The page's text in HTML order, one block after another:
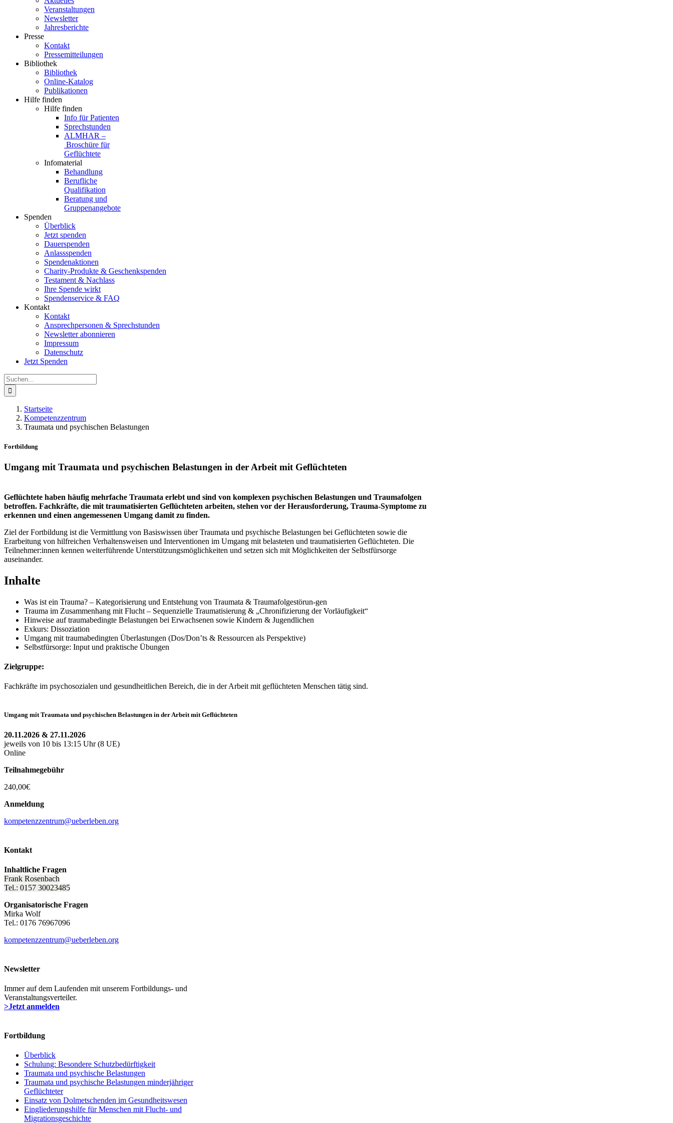
Veranstaltungen
Newsletter
Jahresberichte
Presse
Kontakt
Pressemitteilungen
Bibliothek
Bibliothek
Online-Katalog
Publikationen
Hilfe finden
Hilfe finden
Info für Patienten
Sprechstunden
ALMHAR –
Broschüre für
Geflüchtete
Infomaterial
Behandlung
Berufliche
Qualifikation
Beratung und
Gruppenangebote
Spenden
Überblick
Jetzt spenden
Dauerspenden
Anlassspenden
Spendenaktionen
Charity-Produkte & Geschenkspenden
Testament & Nachlass
Ihre Spende wirkt
Spendenservice & FAQ
Kontakt
Kontakt
Ansprechpersonen & Sprechstunden
Newsletter abonnieren
Impressum
Datenschutz
Jetzt Spenden
Suche
nach:
Startseite
Kompetenzzentrum
Traumata und psychischen Belastungen
Fortbildung
Umgang mit Traumata und psychischen Belastungen in der Arbeit mit Geflüchteten
Geflüchtete haben häufig mehrfache Traumata erlebt und sind von komplexen psychischen Belastungen und Traumafolgen
betroffen. Fachkräfte, die mit traumatisierten Geflüchteten arbeiten, stehen vor der Herausforderung, Trauma-Symptome zu
erkennen und einen angemessenen Umgang damit zu finden.
Ziel der Fortbildung ist die Vermittlung von Basiswissen über Traumata und psychische Belastungen bei Geflüchteten sowie die
Erarbeitung von hilfreichen Verhaltensweisen und Interventionen im Umgang mit belasteten und traumatisierten Geflüchteten. Die
Teilnehmer:innen kennen weiterführende Unterstützungsmöglichkeiten und setzen sich mit Möglichkeiten der Selbstfürsorge
auseinander.
Inhalte
Was ist ein Trauma? – Kategorisierung und Entstehung von Traumata & Traumafolgestörun-gen
Trauma im Zusammenhang mit Flucht – Sequenzielle Traumatisierung & „Chronifizierung der Vorläufigkeit“
Hinweise auf traumabedingte Belastungen bei Erwachsenen sowie Kindern & Jugendlichen
Exkurs: Dissoziation
Umgang mit traumabedingten Überlastungen (Dos/Don’ts & Ressourcen als Perspektive)
Selbstfürsorge: Input und praktische Übungen
Zielgruppe:
Fachkräfte im psychosozialen und gesundheitlichen Bereich, die in der Arbeit mit geflüchteten Menschen tätig sind.
Umgang mit Traumata und psychischen Belastungen in der Arbeit mit Geflüchteten
20.11.2026 & 27.11.2026
jeweils von 10 bis 13:15 Uhr (8 UE)
Online
Teilnahmegebühr
240,00€
Anmeldung
kompetenzzentrum@ueberleben.org
Kontakt
Inhaltliche Fragen
Frank Rosenbach
Tel.: 0157 30023485
Organisatorische Fragen
Mirka Wolf
Tel.: 0176 76967096
kompetenzzentrum@ueberleben.org
Newsletter
Immer auf dem Laufenden mit unserem Fortbildungs- und
Veranstaltungsverteiler.
>Jetzt anmelden
Fortbildung
Überblick
Schulung: Besondere Schutzbedürftigkeit
Traumata und psychische Belastungen
Traumata und psychische Belastungen minderjähriger
Geflüchteter
Einsatz von Dolmetschenden im Gesundheitswesen
Eingliederungshilfe für Menschen mit Flucht- und
Migrationsgeschichte